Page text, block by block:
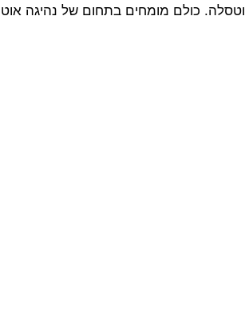
וטסלה. כולם מומחים בתחום של נהיגה